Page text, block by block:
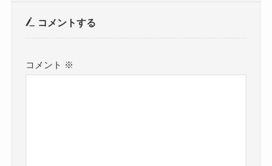
コメントする
コメント ※